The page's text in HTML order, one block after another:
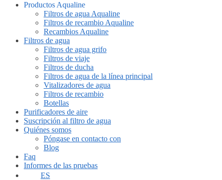
Productos Aqualine
Filtros de agua Aqualine
Filtros de recambio Aqualine
Recambios Aqualine
Filtros de agua
Filtros de agua grifo
Filtros de viaje
Filtros de ducha
Filtros de agua de la línea principal
Vitalizadores de agua
Filtros de recambio
Botellas
Purificadores de aire
Suscripción al filtro de agua
Quiénes somos
Póngase en contacto con
Blog
Faq
Informes de las pruebas
ES